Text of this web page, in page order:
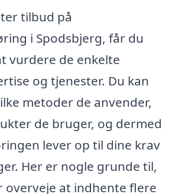
tilbud på
i Spodsbjerg, får du
vurdere de enkelte
og tjenester. Du kan
metoder de anvender,
de bruger, og dermed
lever op til dine krav
Her er nogle grunde til,
at indhente flere